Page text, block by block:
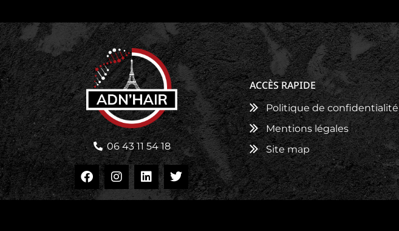
06 43 11 54 18
ACCÈS RAPIDE
Politique de confidentialité
Mentions légales
Site map